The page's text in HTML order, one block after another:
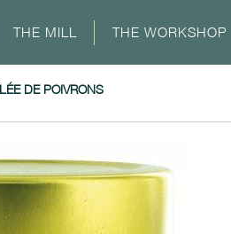
THE MILL THE WORKSHOP
DE POIVRONS